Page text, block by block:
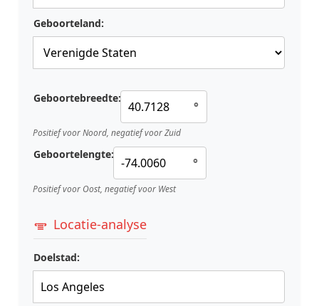
Geboorteland:
Geboortebreedte:
°
Positief voor Noord, negatief voor Zuid
Geboortelengte:
°
Positief voor Oost, negatief voor West
Locatie-analyse
Doelstad: